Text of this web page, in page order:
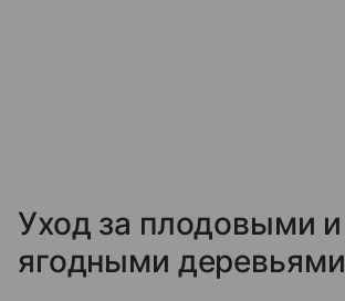
Уход за плодовыми и
ягодными деревьями